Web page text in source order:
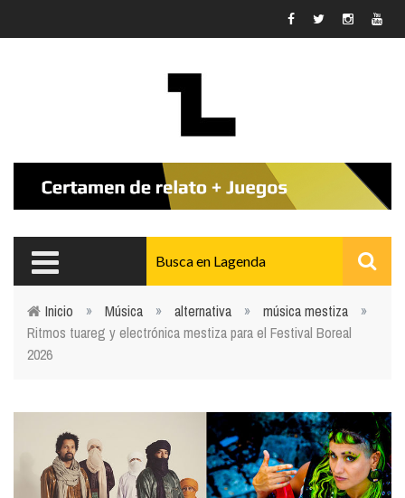
Usted está aquí
Inicio » Música » alternativa » música mestiza
»
Ritmos tuareg y electrónica mestiza para el Festival Boreal
2026